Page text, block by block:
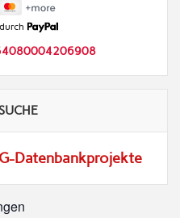
Datenbankprojekte